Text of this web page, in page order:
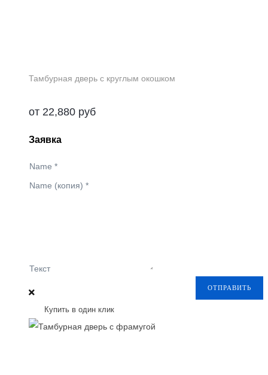
Тамбурная дверь с круглым окошком
от 22,880 руб
Заявка
Name *
Name (копия) *
Текст
ОТПРАВИТЬ
Купить в один клик